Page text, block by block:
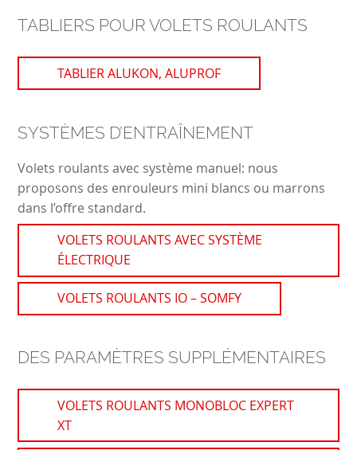
TABLIERS POUR VOLETS ROULANTS
TABLIER ALUKON, ALUPROF
SYSTÈMES D’ENTRAÎNEMENT
Volets roulants avec système manuel: nous
proposons des enrouleurs mini blancs ou marrons
dans l’offre standard.
VOLETS ROULANTS AVEC SYSTÈME
ÉLECTRIQUE
VOLETS ROULANTS IO – SOMFY
DES PARAMÈTRES SUPPLÉMENTAIRES
VOLETS ROULANTS MONOBLOC EXPERT
XT